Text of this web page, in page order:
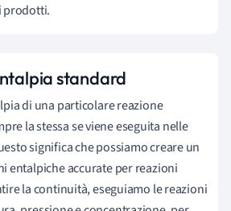
prodotti.
standard
di una particolare reazione
la stessa se viene eseguita nelle
significa che possiamo creare un
entalpiche accurate per reazioni
la continuità, eseguiamo le reazioni